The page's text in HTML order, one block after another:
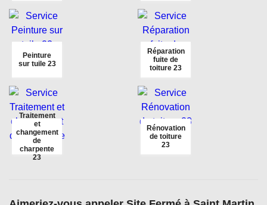
Peinture
sur tuile 23
Réparation
fuite de
toiture 23
Traitement
et
changement
de
charpente
23
Rénovation
de toiture
23